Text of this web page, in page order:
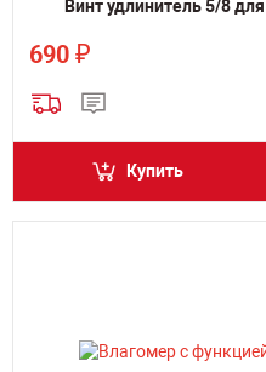
Винт удлинитель 5/8
690 ₽
Купить